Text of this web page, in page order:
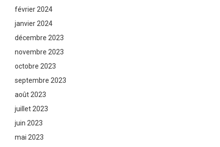
février 2024
janvier 2024
décembre 2023
novembre 2023
octobre 2023
septembre 2023
août 2023
juillet 2023
juin 2023
mai 2023